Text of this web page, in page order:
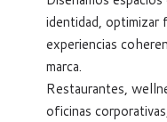
identidad, optimizar
experiencias
marca.
Restaurantes,
oficinas